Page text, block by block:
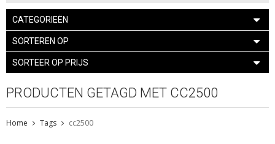
CATEGORIEËN
SORTEREN OP
SORTEER OP PRIJS
PRODUCTEN GETAGD MET CC2500
Home Tags cc2500